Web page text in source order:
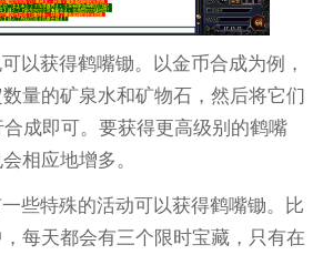
以获得鹤嘴锄。以金币合成为例，
量的矿泉水和矿物石，然后将它们
成即可。要获得更高级别的鹤嘴
相应地增多。
些特殊的活动可以获得鹤嘴锄。比
每天都会有三个限时宝藏，只有在